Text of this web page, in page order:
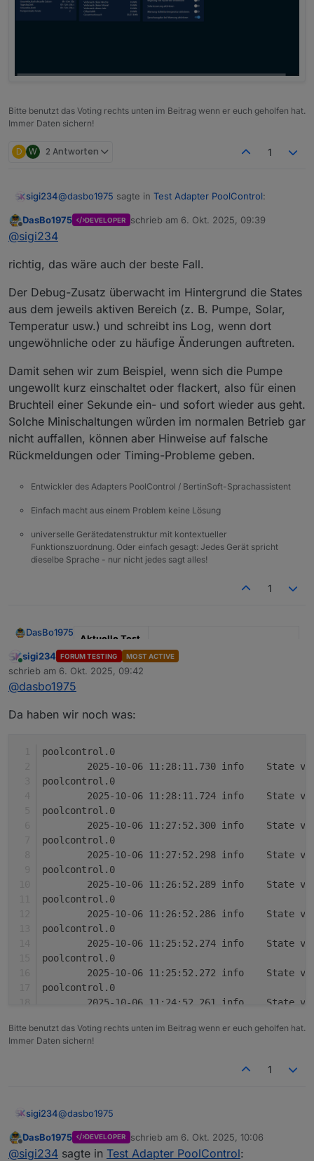
Bitte benutzt das Voting rechts unten im Beitrag wenn er euch geholfen hat.
Immer Daten sichern!
D W 2 Antworten 1
sigi234@dasbo1975 sagte in Test Adapter PoolControl:
besonders, wenn ihr den neuen SystemCheck
Na ja, viel steht da nicht drinnen?
Offline
DasBo1975 DEVELOPER schrieb am 6. Okt. 2025, 09:39
zuletzt editiert von
@sigi234
richtig, das wäre auch der beste Fall.
Der Debug-Zusatz überwacht im Hintergrund die States
aus dem jeweils aktiven Bereich (z. B. Pumpe, Solar,
Temperatur usw.) und schreibt ins Log, wenn dort
ungewöhnliche oder zu häufige Änderungen auftreten.
Damit sehen wir zum Beispiel, wenn sich die Pumpe
ungewollt kurz einschaltet oder flackert, also für einen
Bruchteil einer Sekunde ein- und sofort wieder aus geht.
Solche Minischaltungen würden im normalen Betrieb gar
nicht auffallen, können aber Hinweise auf falsche
Rückmeldungen oder Timing-Probleme geben.
Entwickler des Adapters PoolControl / BertinSoft-Sprachassistent
Einfach macht aus einem Problem keine Lösung
universelle Gerätedatenstruktur mit kontextueller
Funktionszuordnung. Oder einfach gesagt: Jedes Gerät spricht
dieselbe Sprache - nur nicht jedes sagt alles!
1
DasBo1975
Aktuelle Test
Version
1.4.1
Veröffentlichu
Github Link
Der Adapter
ioBroker.poolcontrol dient zur
Steuerung und Überwachung von Poolanlagen.
Zu den Funktionen gehören:
Pumpensteuerung (Automatik, Manuell,
Zeitsteuerung, Aus) inkl. Frost- und
Überhitzungsschutz
Temperaturverwaltung mit bis zu 6 Sensoren,
Min/Max, Deltas und Änderungsraten
Solarsteuerung mit Hysterese und
Warnschwellen
Zeitsteuerung mit bis zu 3 konfigurierbaren
Zeitfenstern
Laufzeit- und Umwälzberechnung
Verbrauchs- und Kostenanalyse über
externen kWh-Zähler
Sprachausgabe über Alexa oder Telegram
Changelog (Auszug)
0.0.7 – Help-Datei ( help.md ) und erste
README-Version hinzugefügt
0.0.6 – Verbrauchs- und Kostenberechnung
mit externem kWh-Zähler
0.0.5 – Sprachausgabe über Alexa und
Telegram
Online
sigi234 FORUM TESTING MOST ACTIVE
schrieb am 6. Okt. 2025, 09:42
zuletzt editiert von
@dasbo1975
Da haben wir noch was:
poolcontrol.0
2025-10-06
poolcontrol.0
2025-10-06
poolcontrol.0
2025-10-06
poolcontrol.0
2025-10-06
poolcontrol.0
2025-10-06
poolcontrol.0
2025-10-06
poolcontrol.0
2025-10-06
poolcontrol.0
2025-10-06
poolcontrol.0
2025-10-06
2025-10-06
poolcontrol.0
poolcontrol.0
Bitte benutzt das Voting rechts unten im Beitrag wenn er euch geholfen hat.
Immer Daten sichern!
1
sigi234@dasbo1975
Da haben wir noch was:
Offline
DasBo1975 DEVELOPER schrieb am 6. Okt. 2025, 10:06
zuletzt editiert von
@sigi234 sagte in Test Adapter PoolControl: